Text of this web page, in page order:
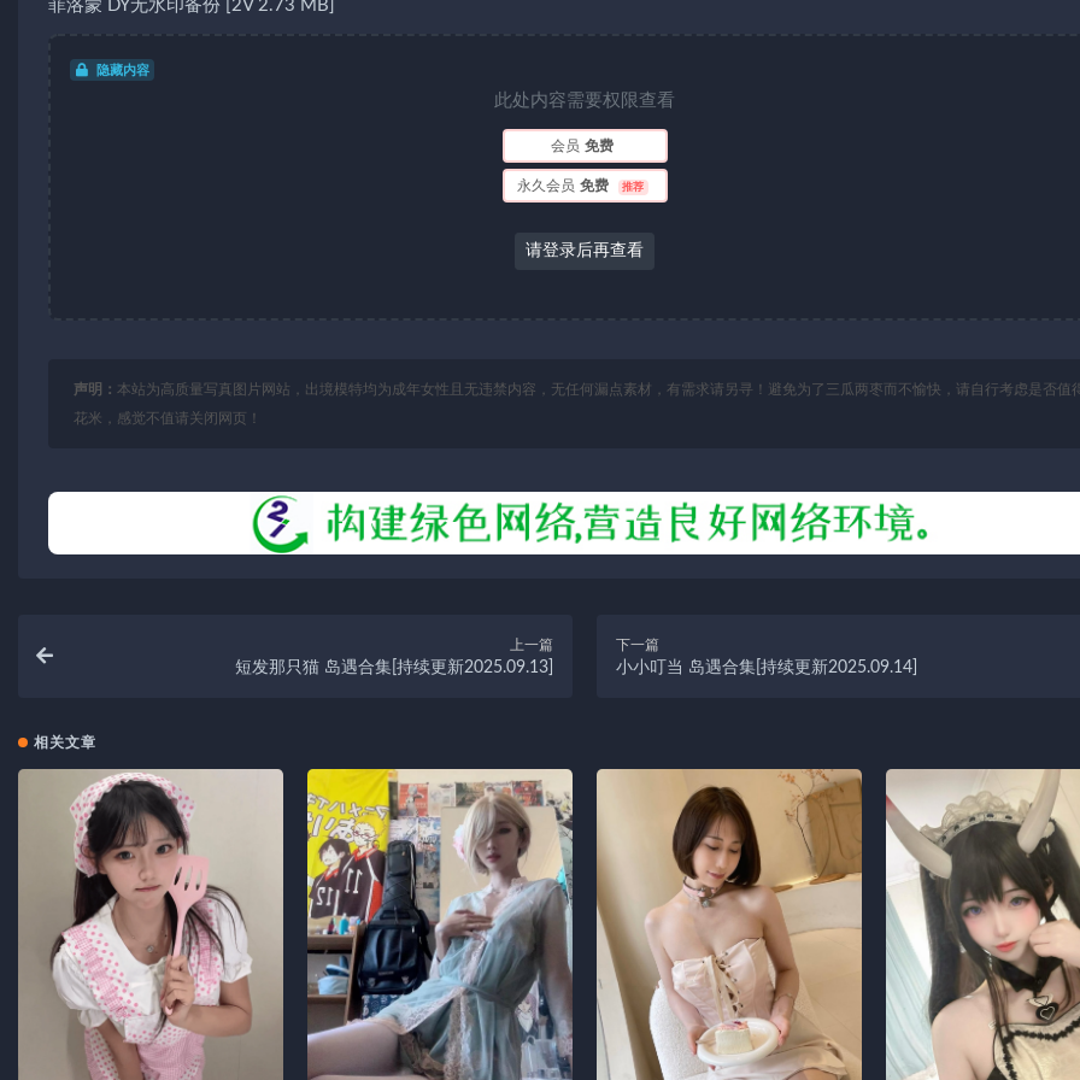
菲洛蒙 DY无水印备份 [2V 2.73 MB]
隐藏内容
此处内容需要权限查看
会员 免费
永久会员 免费 推荐
请登录后再查看
声明： 本站为高质量写真图片网站，出境模特均为成年女性且无违禁内容，无任何漏点素材，有需求请另寻！避免为了三瓜两枣而不愉快，请自行考虑是否值
花米，感觉不值请关闭网页！
上一篇
短发那只猫 岛遇合集[持续更新2025.09.13]
下一篇
小小叮当 岛遇合集[持续更新2025.09.14]
相关文章